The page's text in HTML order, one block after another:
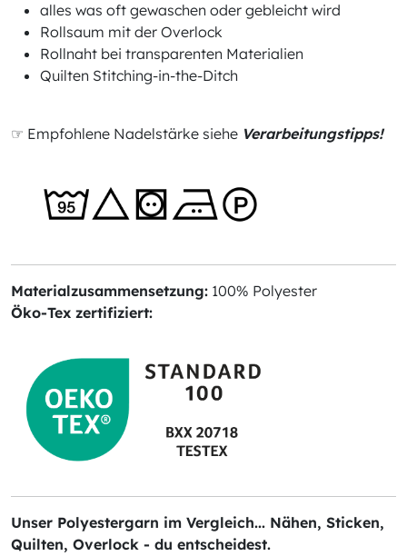
alles was oft gewaschen oder gebleicht wird
Rollsaum mit der Overlock
Rollnaht bei transparenten Materialien
Quilten Stitching-in-the-Ditch
☞ Empfohlene Nadelstärke siehe Verarbeitungstipps!
Materialzusammensetzung: 100% Polyester
Öko-Tex zertifiziert:
Unser Polyestergarn im Vergleich... Nähen, Sticken,
Quilten, Overlock - du entscheidest.